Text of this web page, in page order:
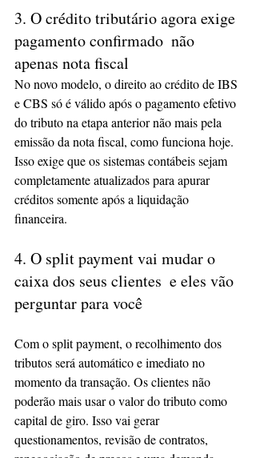
3. O crédito tributário agora exige
pagamento confirmado  não
apenas nota fiscal
No novo modelo, o direito ao crédito de IBS
e CBS só é válido após o pagamento efetivo
do tributo na etapa anterior não mais pela
emissão da nota fiscal, como funciona hoje.
Isso exige que os sistemas contábeis sejam
completamente atualizados para apurar
créditos somente após a liquidação
financeira.
4. O split payment vai mudar o
caixa dos seus clientes  e eles vão
perguntar para você
Com o split payment, o recolhimento dos
tributos será automático e imediato no
momento da transação. Os clientes não
poderão mais usar o valor do tributo como
capital de giro. Isso vai gerar
questionamentos, revisão de contratos,